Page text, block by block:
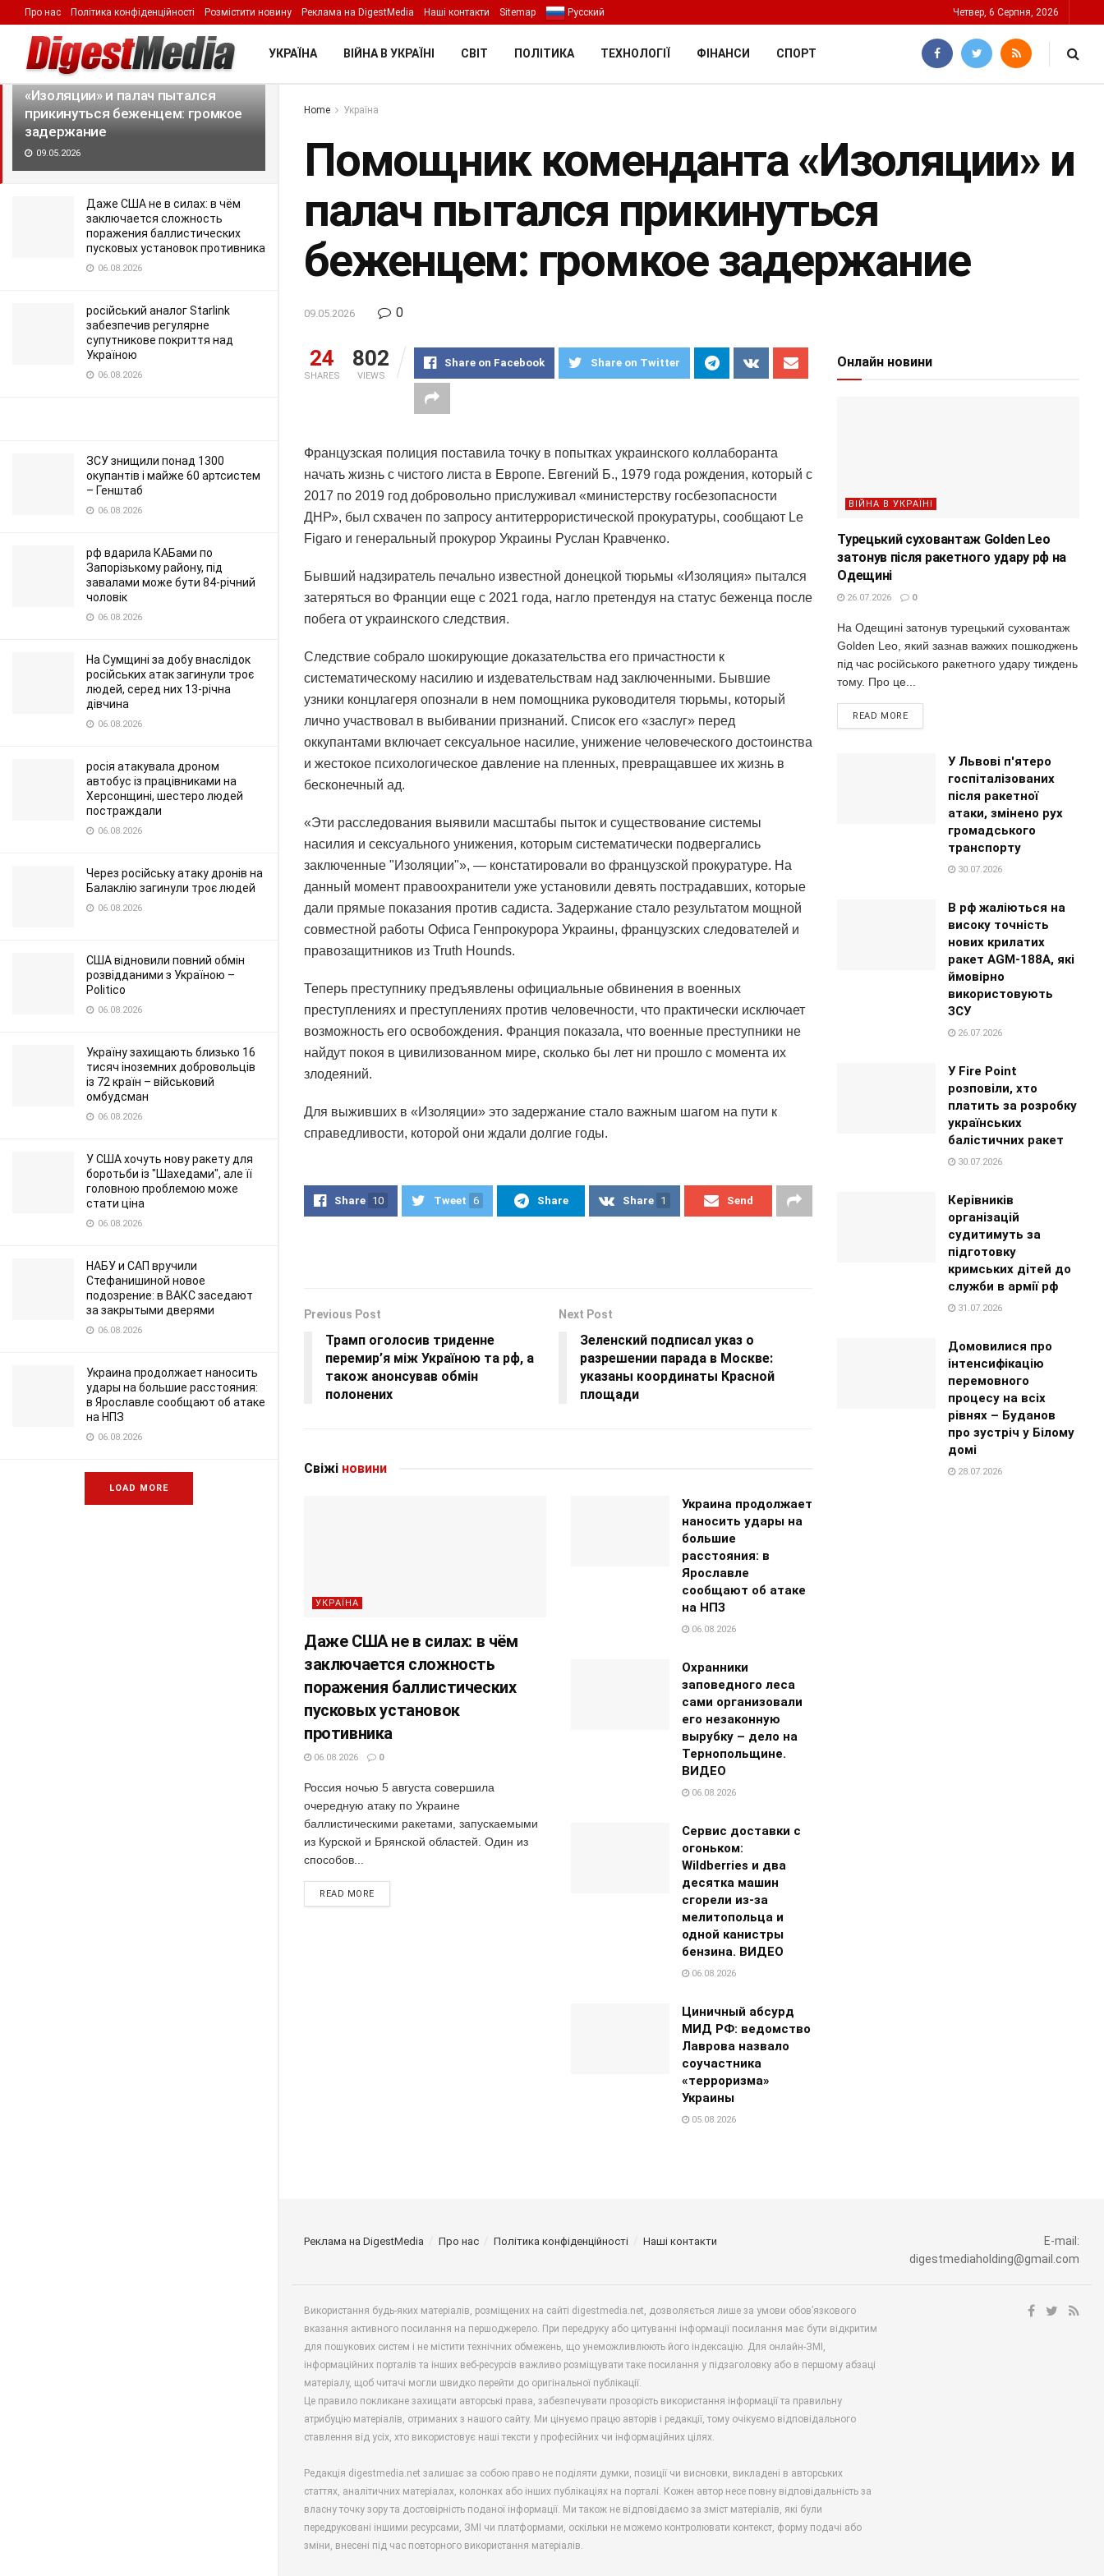
LATEST TRENDING Filter
Помощник коменданта
«Изоляции» и палач пытался
прикинуться беженцем: громкое
задержание
09.05.2026
Даже США не в силах: в чём
заключается сложность
поражения баллистических
пусковых установок противника
06.08.2026
російський аналог Starlink
забезпечив регулярне
супутникове покриття над
Україною
06.08.2026
ЗСУ знищили понад 1300
окупантів і майже 60 артсистем
– Генштаб
06.08.2026
рф вдарила КАБами по
Запорізькому району, під
завалами може бути 84-річний
чоловік
06.08.2026
На Сумщині за добу внаслідок
російських атак загинули троє
людей, серед них 13-річна
дівчина
06.08.2026
росія атакувала дроном
автобус із працівниками на
Херсонщині, шестеро людей
постраждали
06.08.2026
Через російську атаку дронів на
Балаклію загинули троє людей
06.08.2026
США відновили повний обмін
розвідданими з Україною –
Politico
06.08.2026
Україну захищають близько 16
тисяч іноземних добровольців
із 72 країн – військовий
омбудсман
06.08.2026
У США хочуть нову ракету для
боротьби із "Шахедами", але її
головною проблемою може
стати ціна
06.08.2026
НАБУ и САП вручили
Стефанишиной новое
подозрение: в ВАКС заседают
за закрытыми дверями
06.08.2026
Украина продолжает наносить
удары на большие расстояния:
в Ярославле сообщают об атаке
на НПЗ
06.08.2026
LOAD MORE
Про нас Політика конфіденційності Розмістити новину Реклама на DigestMedia Наші контакти Sitemap Русский Четвер, 6 Серпня, 2026
УКРАЇНА ВІЙНА В УКРАЇНІ СВІТ ПОЛІТИКА ТЕХНОЛОГІЇ ФІНАНСИ СПОРТ
Home Україна
Помощник коменданта «Изоляции» и
палач пытался прикинуться
беженцем: громкое задержание
09.05.2026 0
24
SHARES
802
VIEWS
Share on Facebook Share on Twitter
Французская полиция поставила точку в попытках украинского коллаборанта
начать жизнь с чистого листа в Европе. Евгений Б., 1979 года рождения, который с
2017 по 2019 год добровольно прислуживал «министерству госбезопасности
ДНР», был схвачен по запросу антитеррористической прокуратуры, сообщают Le
Figaro и генеральный прокурор Украины Руслан Кравченко.
Бывший надзиратель печально известной донецкой тюрьмы «Изоляция» пытался
затеряться во Франции еще с 2021 года, нагло претендуя на статус беженца после
побега от украинского следствия.
Следствие собрало шокирующие доказательства его причастности к
систематическому насилию и издевательствам над заключенными. Бывшие
узники концлагеря опознали в нем помощника руководителя тюрьмы, который
лично участвовал в выбивании признаний. Список его «заслуг» перед
оккупантами включает сексуальное насилие, унижение человеческого достоинства
и жестокое психологическое давление на пленных, превращавшее их жизнь в
бесконечный ад.
«Эти расследования выявили масштабы пыток и существование системы
насилия и сексуального унижения, которым систематически подвергались
заключенные "Изоляции"», — констатировали во французской прокуратуре. На
данный момент правоохранители уже установили девять пострадавших, которые
дали прямые показания против садиста. Задержание стало результатом мощной
совместной работы Офиса Генпрокурора Украины, французских следователей и
правозащитников из Truth Hounds.
Теперь преступнику предъявлены официальные обвинения в военных
преступлениях и преступлениях против человечности, что практически исключает
возможность его освобождения. Франция показала, что военные преступники не
найдут покоя в цивилизованном мире, сколько бы лет ни прошло с момента их
злодеяний.
Для выживших в «Изоляции» это задержание стало важным шагом на пути к
справедливости, которой они ждали долгие годы.
Share 10 Tweet 6 Share Share 1 Send
Previous Post
Трамп оголосив триденне
перемир’я між Україною та рф, а
також анонсував обмін
полонених
Next Post
Зеленский подписал указ о
разрешении парада в Москве:
указаны координаты Красной
площади
Свіжі новини
УКРАЇНА
Даже США не в силах: в чём
заключается сложность
поражения баллистических
пусковых установок
противника
06.08.2026 0
Россия ночью 5 августа совершила
очередную атаку по Украине
баллистическими ракетами, запускаемыми
из Курской и Брянской областей. Один из
способов...
READ MORE
Украина продолжает
наносить удары на
большие
расстояния: в
Ярославле
сообщают об атаке
на НПЗ
06.08.2026
Охранники
заповедного леса
сами организовали
его незаконную
вырубку – дело на
Тернопольщине.
ВИДЕО
06.08.2026
Сервис доставки с
огоньком:
Wildberries и два
десятка машин
сгорели из-за
мелитопольца и
одной канистры
бензина. ВИДЕО
06.08.2026
Циничный абсурд
МИД РФ: ведомство
Лаврова назвало
соучастника
«терроризма»
Украины
05.08.2026
Онлайн новини
ВІЙНА В УКРАЇНІ
Турецький суховантаж Golden Leo
затонув після ракетного удару рф на
Одещині
26.07.2026 0
На Одещині затонув турецький суховантаж
Golden Leo, який зазнав важких пошкоджень
під час російського ракетного удару тиждень
тому. Про це...
READ MORE
У Львові п'ятеро
госпіталізованих
після ракетної
атаки, змінено рух
громадського
транспорту
30.07.2026
В рф жаліються на
високу точність
нових крилатих
ракет AGM-188A, які
ймовірно
використовують
ЗСУ
26.07.2026
У Fire Point
розповіли, хто
платить за розробку
українських
балістичних ракет
30.07.2026
Керівників
організацій
судитимуть за
підготовку
кримських дітей до
служби в армії рф
31.07.2026
Домовилися про
інтенсифікацію
перемовного
процесу на всіх
рівнях – Буданов
про зустріч у Білому
домі
28.07.2026
Реклама на DigestMedia Про нас Політика конфіденційності Наші контакти
E-mail:
digestmediaholding@gmail.com
Використання будь-яких матеріалів, розміщених на сайті digestmedia.net, дозволяється лише за умови обов’язкового
вказання активного посилання на першоджерело. При передруку або цитуванні інформації посилання має бути відкритим
для пошукових систем і не містити технічних обмежень, що унеможливлюють його індексацію. Для онлайн-ЗМІ,
інформаційних порталів та інших веб-ресурсів важливо розміщувати таке посилання у підзаголовку або в першому абзаці
матеріалу, щоб читачі могли швидко перейти до оригінальної публікації.
Це правило покликане захищати авторські права, забезпечувати прозорість використання інформації та правильну
атрибуцію матеріалів, отриманих з нашого сайту. Ми цінуємо працю авторів і редакції, тому очікуємо відповідального
ставлення від усіх, хто використовує наші тексти у професійних чи інформаційних цілях.
Редакція digestmedia.net залишає за собою право не поділяти думки, позиції чи висновки, викладені в авторських
статтях, аналітичних матеріалах, колонках або інших публікаціях на порталі. Кожен автор несе повну відповідальність за
власну точку зору та достовірність поданої інформації. Ми також не відповідаємо за зміст матеріалів, які були
передруковані іншими ресурсами, ЗМІ чи платформами, оскільки не можемо контролювати контекст, форму подачі або
зміни, внесені під час повторного використання матеріалів.